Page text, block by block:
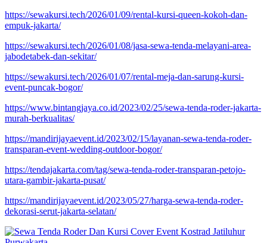
https://sewakursi.tech/2026/01/09/rental-kursi-queen-kokoh-dan-
empuk-jakarta/
https://sewakursi.tech/2026/01/08/jasa-sewa-tenda-melayani-area-
jabodetabek-dan-sekitar/
https://sewakursi.tech/2026/01/07/rental-meja-dan-sarung-kursi-
event-puncak-bogor/
https://www.bintangjaya.co.id/2023/02/25/sewa-tenda-roder-jakarta-
murah-berkualitas/
https://mandirijayaevent.id/2023/02/15/layanan-sewa-tenda-roder-
transparan-event-wedding-outdoor-bogor/
https://tendajakarta.com/tag/sewa-tenda-roder-transparan-petojo-
utara-gambir-jakarta-pusat/
https://mandirijayaevent.id/2023/05/27/harga-sewa-tenda-roder-
dekorasi-serut-jakarta-selatan/